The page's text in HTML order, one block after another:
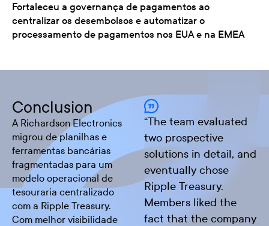
Fortaleceu a governança de pagamentos ao
centralizar os desembolsos e automatizar o
processamento de pagamentos nos EUA e na EMEA
Conclusion
A Richardson Electronics
migrou de planilhas e
ferramentas bancárias
fragmentadas para um
modelo operacional de
tesouraria centralizado
com a Ripple Treasury.
Com melhor visibilidade
“The team evaluated
two prospective
solutions in detail, and
eventually chose
Ripple Treasury.
Members liked the
fact that the company